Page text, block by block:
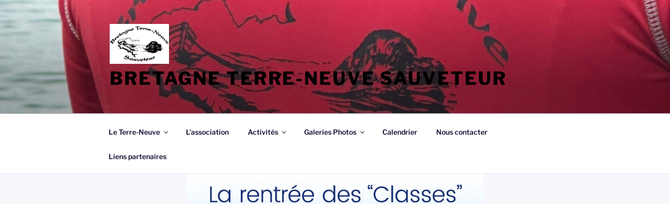
Aller
contenu
BRETAGNE TERRE-NEUVE SAUVETEUR
Le Terre-Neuve L’association Activités Galeries Photos Calendrier Nous contacter
Liens partenaires